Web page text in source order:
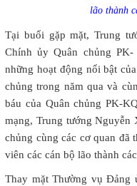
lão thành
Tại buổi gặp mặt, Trung
Chính ủy Quân chủng
những hoạt động nổi bật
chủng trong năm qua và
báu của Quân chủng PK-
mạng, Trung tướng Nguyễn
chủng cùng các cơ quan đã
viên các cán bộ lão thành
Thay mặt Thường vụ Đảng